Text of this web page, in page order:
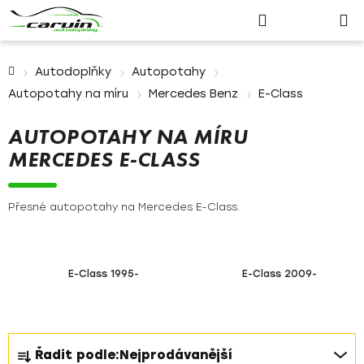
Přihlášení
košík
Autodoplňky
Autopotahy
Autopotahy na míru
Mercedes Benz E-Class
AUTOPOTAHY NA MÍRU
MERCEDES E-CLASS
Přesné autopotahy na Mercedes E-Class.
E-Class 1995- E-Class 2009-
Ř
Řadit podle:Nejprodávanější